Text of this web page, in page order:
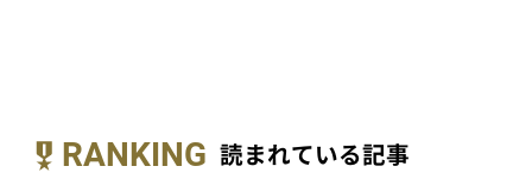
RANKING 読まれている記事